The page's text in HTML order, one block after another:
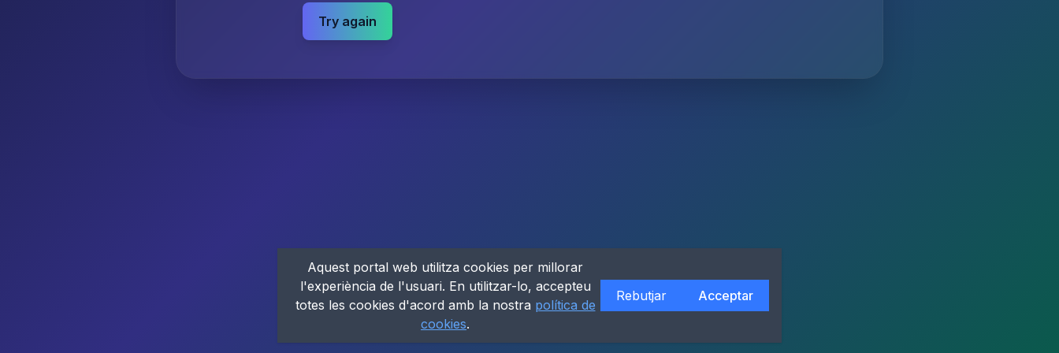
Try again
Aquest portal web utilitza cookies per millorar
l'experiència de l'usuari. En utilitzar-lo, accepteu
totes les cookies d'acord amb la nostra política de
cookies.
Rebutjar Acceptar